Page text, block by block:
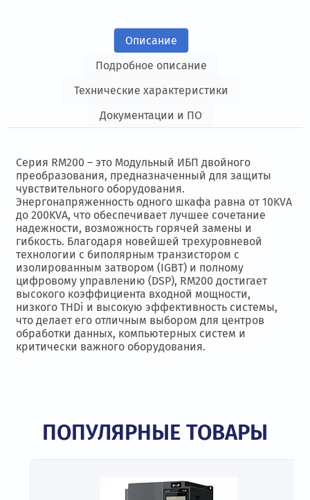
Описание
Подробное описание
Технические характеристики
Документации и ПО
Серия RM200 – это Модульный ИБП двойного
преобразования, предназначенный для защиты
чувствительного оборудования.
Энергонапряженность одного шкафа равна от 10KVA
до 200KVA, что обеспечивает лучшее сочетание
надежности, возможность горячей замены и
гибкость. Благодаря новейшей трехуровневой
технологии с биполярным транзистором с
изолированным затвором (IGBT) и полному
цифровому управлению (DSP), RM200 достигает
высокого коэффициента входной мощности,
низкого THDi и высокую эффективность системы,
что делает его отличным выбором для центров
обработки данных, компьютерных систем и
критически важного оборудования.
ПОПУЛЯРНЫЕ ТОВАРЫ